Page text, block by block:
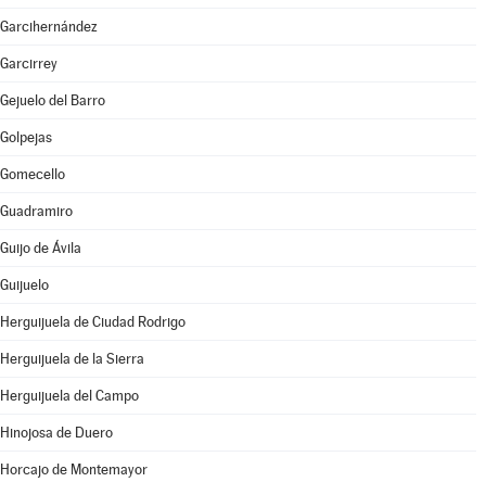
Garcihernández
Garcirrey
Gejuelo del Barro
Golpejas
Gomecello
Guadramiro
Guijo de Ávila
Guijuelo
Herguijuela de Ciudad Rodrigo
Herguijuela de la Sierra
Herguijuela del Campo
Hinojosa de Duero
Horcajo de Montemayor